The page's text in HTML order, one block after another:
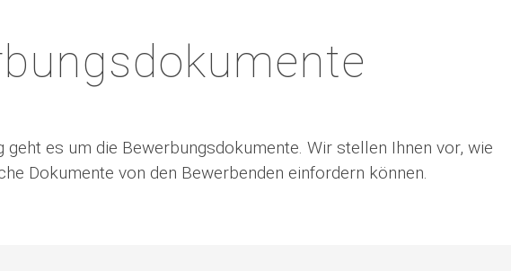
geht es um die Bewerbungsdokumente. Wir stellen Ihnen vor, wie
Dokumente von den Bewerbenden einfordern können.